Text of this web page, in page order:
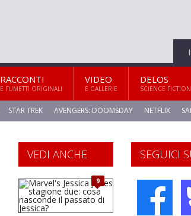
RACCONTI
E FUMETTI ORIGINALI
VIDEO
E GALLERIE
DELOS
SCIENCE FICTION
STAR TREK AVENGERS: DOOMSDAY NETFLIX
SEGUICI
VEDI ANCHE
9